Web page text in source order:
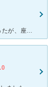
前夜からの胃痛のために来院。 待合室は早い時間だったが、座るところがないくらい。 受付に相談して、しばらく外出させてもらいました。 先生は、優しい感じで丁寧に病状の問診をされ、後日の胃カメラ